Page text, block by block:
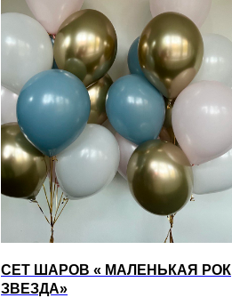
СЕТ ШАРОВ « МАЛЕНЬКАЯ РОК
ЗВЕЗДА»